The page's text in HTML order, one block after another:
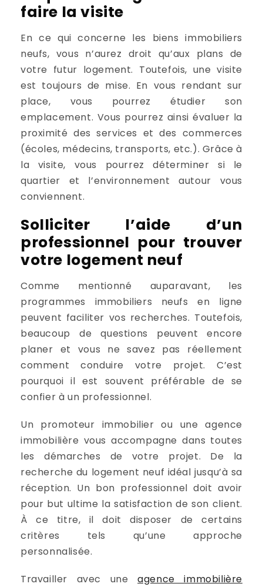
faire la visite
En ce qui concerne les biens immobiliers
neufs, vous n’aurez droit qu’aux plans de
votre futur logement. Toutefois, une visite
est toujours de mise. En vous rendant sur
place, vous pourrez étudier son
emplacement. Vous pourrez ainsi évaluer la
proximité des services et des commerces
(écoles, médecins, transports, etc.). Grâce à
la visite, vous pourrez déterminer si le
quartier et l’environnement autour vous
conviennent.
Solliciter l’aide d’un
professionnel pour trouver
votre logement neuf
Comme mentionné auparavant, les
programmes immobiliers neufs en ligne
peuvent faciliter vos recherches. Toutefois,
beaucoup de questions peuvent encore
planer et vous ne savez pas réellement
comment conduire votre projet. C’est
pourquoi il est souvent préférable de se
confier à un professionnel.
Un promoteur immobilier ou une agence
immobilière vous accompagne dans toutes
les démarches de votre projet. De la
recherche du logement neuf idéal jusqu’à sa
réception. Un bon professionnel doit avoir
pour but ultime la satisfaction de son client.
À ce titre, il doit disposer de certains
critères tels qu’une approche
personnalisée.
Travailler avec uneagence immobilière